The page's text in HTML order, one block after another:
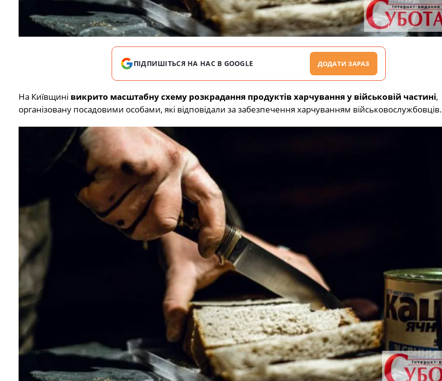
ПІДПИШІТЬСЯ НА НАС В GOOGLE ДОДАТИ ЗАРАЗ
На Київщині викрито масштабну схему розкрадання продуктів харчування у військовій частині,
організовану посадовими особами, які відповідали за забезпечення харчуванням військовослужбовців.